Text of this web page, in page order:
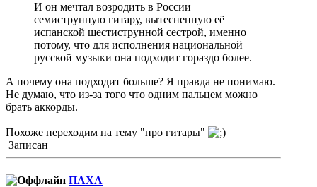
И он мечтал возродить в России
семиструнную гитару, вытесненную её
испанской шестиструнной сестрой, именно
потому, что для исполнения национальной
русской музыки она подходит гораздо более.
А почему она подходит больше? Я правда не понимаю.
Не думаю, что из-за того что одним пальцем можно
брать аккорды.
Похоже переходим на тему "про гитары"
Записан
ПАХА